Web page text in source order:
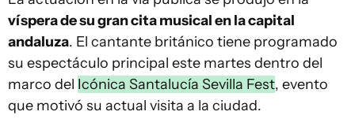
víspera de su gran cita musical en la capital
andaluza. El cantante británico tiene programado
su espectáculo principal este martes dentro del
marco del Icónica Santalucía Sevilla Fest, evento
que motivó su actual visita a la ciudad.